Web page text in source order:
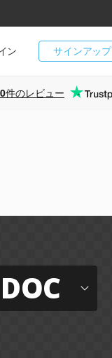
サインアップ
ン
件のレビュー
DOC